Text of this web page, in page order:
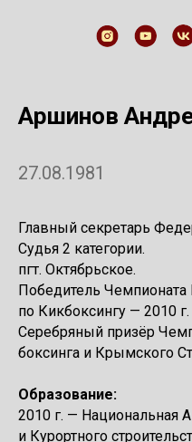
Аршинов
27.08.1981
Главный секретарь
Судья 2 категории.
пгт. Октябрьское.
Победитель Чемпионата
по Кикбоксингу — 2010 г.
Серебряный призёр
боксинга и Крымского
Образование:
2010 г. — Национальная
и Курортного